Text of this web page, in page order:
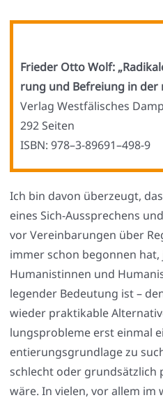
Frie­der Otto Wolf:
rung und Befrei­ung in der
Ver­lag West­fä­li­sches
292 Sei­ten
ISBN: 978–3‑89691–498‑9
Ich bin davon über­zeugt,
eines Sich-Aus­spre­chens
vor Ver­ein­ba­run­gen über
immer schon begon­nen
Huma­nis­tin­nen und
le­gen­der Bedeu­tung ist –
wie­der prak­ti­ka­ble
lungs­pro­ble­me erst ein­mal
en­tie­rungs­grund­la­ge zu
schlecht oder grund­sätz­lich
wäre. In vie­len, vor allem